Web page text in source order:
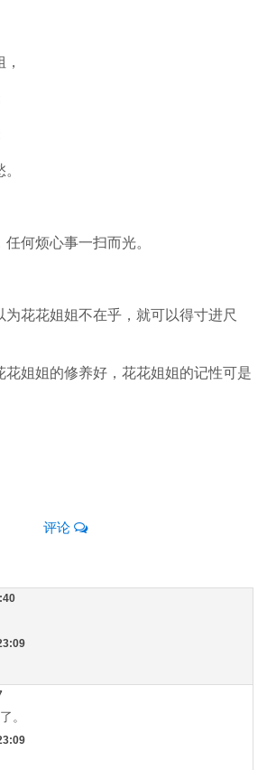
何烦心事一扫而光。
为花花姐姐不在乎，就可以得寸进尺
花姐姐的修养好，花花姐姐的记性可是
评论
。